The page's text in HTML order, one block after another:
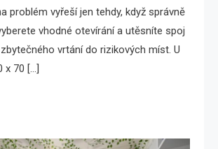
problém vyřeší jen tehdy, když správně
vhodné otevírání a utěsníte spoj
vrtání do rizikových míst. U
x 70 […]